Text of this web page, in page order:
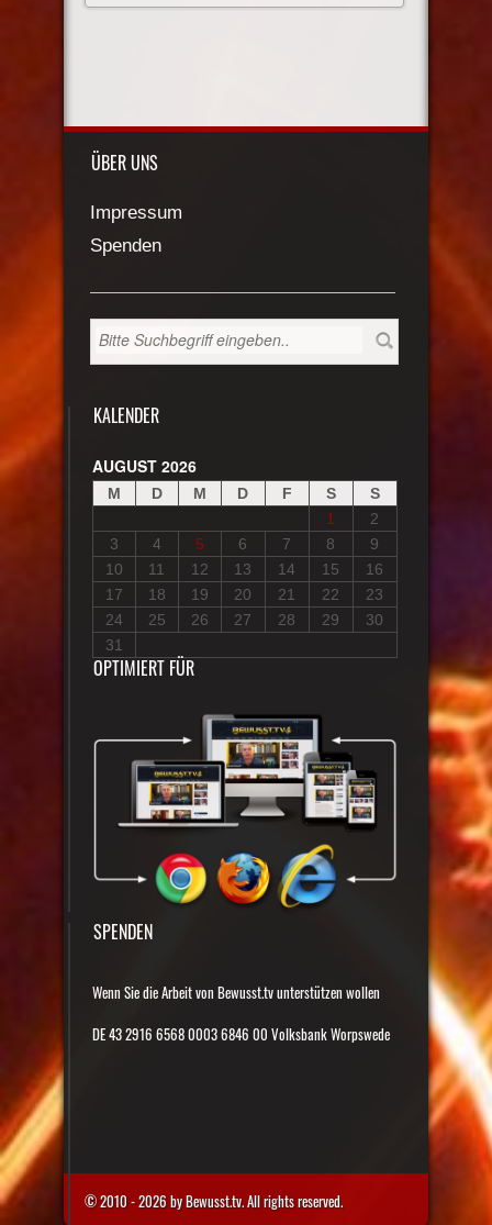
ÜBER UNS
Impressum
Spenden
KALENDER
AUGUST 2026
M D M D F S
S
1
2
3
4 5 6 7 8
9
10
11 12 13 14 15
16
17
18 19 20 21 22
23
24
25 26 27 28 29
30
31
OPTIMIERT FÜR
SPENDEN
Wenn Sie die Arbeit von Bewusst.tv unterstützen wollen
DE 43 2916 6568 0003 6846 00 Volksbank Worpswede
© 2010 - 2026 by Bewusst.tv. All rights reserved.